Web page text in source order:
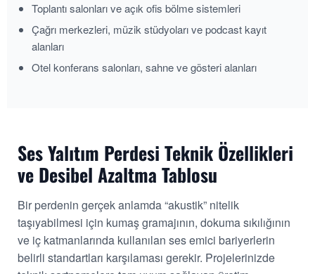
Toplantı salonları ve açık ofis bölme sistemleri
Çağrı merkezleri, müzik stüdyoları ve podcast kayıt
alanları
Otel konferans salonları, sahne ve gösteri alanları
Ses Yalıtım Perdesi Teknik Özellikleri
ve Desibel Azaltma Tablosu
Bir perdenin gerçek anlamda “akustik” nitelik
taşıyabilmesi için kumaş gramajının, dokuma sıkılığının
ve iç katmanlarında kullanılan ses emici bariyerlerin
belirli standartları karşılaması gerekir. Projelerinizde